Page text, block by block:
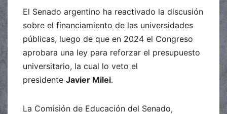
El Senado argentino ha reactivado la discusión
sobre el financiamiento de las universidades
públicas, luego de que en 2024 el Congreso
aprobara una ley para reforzar el presupuesto
universitario, la cual lo veto el
presidente Javier Milei.
La Comisión de Educación del Senado,